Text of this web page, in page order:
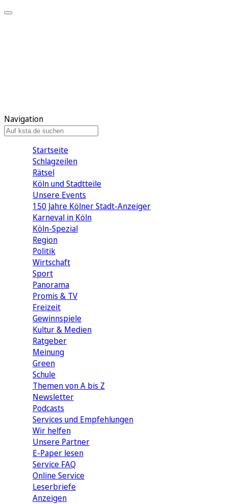
Navigation
Startseite
Schlagzeilen
Rätsel
Köln und Stadtteile
Unsere Events
150 Jahre Kölner Stadt-Anzeiger
Karneval in Köln
Köln-Spezial
Region
Politik
Wirtschaft
Sport
Panorama
Promis & TV
Freizeit
Gewinnspiele
Kultur & Medien
Ratgeber
Meinung
Green
Schule
Themen von A bis Z
Newsletter
Podcasts
Services und Empfehlungen
Wir helfen
Unsere Partner
E-Paper lesen
Service FAQ
Online Service
Leserbriefe
Anzeigen